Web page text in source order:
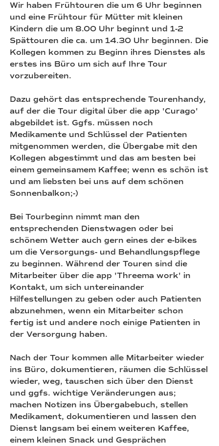
Wir haben Frühtouren die um 6 Uhr beginnen
und eine Frühtour für Mütter mit kleinen
Kindern die um 8.00 Uhr beginnt und 1-2
Spättouren die ca. um 14.30 Uhr beginnen. Die
Kollegen kommen zu Beginn ihres Dienstes als
erstes ins Büro um sich auf Ihre Tour
vorzubereiten.
Dazu gehört das entsprechende Tourenhandy,
auf der die Tour digital über die app 'Curago'
abgebildet ist. Ggfs. müssen noch
Medikamente und Schlüssel der Patienten
mitgenommen werden, die Übergabe mit den
Kollegen abgestimmt und das am besten bei
einem gemeinsamem Kaffee; wenn es schön ist
und am liebsten bei uns auf dem schönen
Sonnenbalkon;-)
Bei Tourbeginn nimmt man den
entsprechenden Dienstwagen oder bei
schönem Wetter auch gern eines der e-bikes
um die Versorgungs- und Behandlungspflege
zu beginnen. Während der Touren sind die
Mitarbeiter über die app 'Threema work' in
Kontakt, um sich untereinander
Hilfestellungen zu geben oder auch Patienten
abzunehmen, wenn ein Mitarbeiter schon
fertig ist und andere noch einige Patienten in
der Versorgung haben.
Nach der Tour kommen alle Mitarbeiter wieder
ins Büro, dokumentieren, räumen die Schlüssel
wieder, weg, tauschen sich über den Dienst
und ggfs. wichtige Veränderungen aus;
machen Notizen ins Übergabebuch, stellen
Medikament, dokumentieren und lassen den
Dienst langsam bei einem weiteren Kaffee,
einem kleinen Snack und Gesprächen